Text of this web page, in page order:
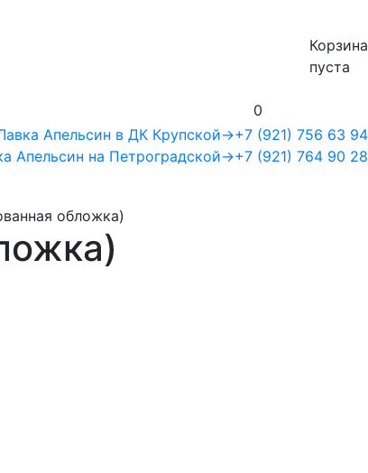
Корзина
пуста
0
+7 (921) 756 63 94
+7 (921) 764 90 28
Апельсин в ДК Крупской→
Апельсин на Петроградской→
обложка)